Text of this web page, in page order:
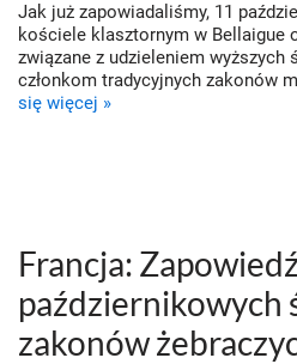
Jak już zapowiadaliśmy, 11
kościele klasztornym w Bellaigue
związane z udzieleniem wyższych
członkom tradycyjnych zakonów
się więcej »
Francja: Zapowiedź
październikowych
zakonów